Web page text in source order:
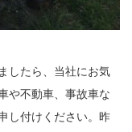
したら、当社にお気
や不動車、事故車な
し付けください。昨